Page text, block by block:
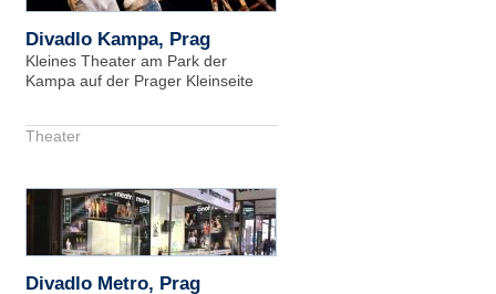
Divadlo Kampa, Prag
Kleines Theater am Park der
Kampa auf der Prager Kleinseite
Theater
Divadlo Metro, Prag